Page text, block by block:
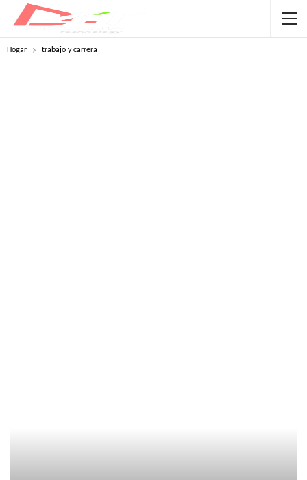
Hogar trabajo y carrera